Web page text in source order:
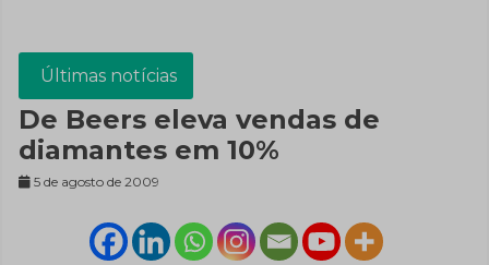
Últimas notícias
De Beers eleva vendas de
diamantes em 10%
5 de agosto de 2009